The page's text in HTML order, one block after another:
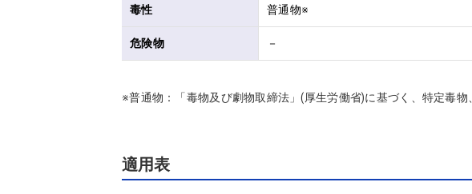
毒性 普通物※
危険物 －
※普通物：「毒物及び劇物取締法」(厚生労働省)に基づく、特定毒物
適用表